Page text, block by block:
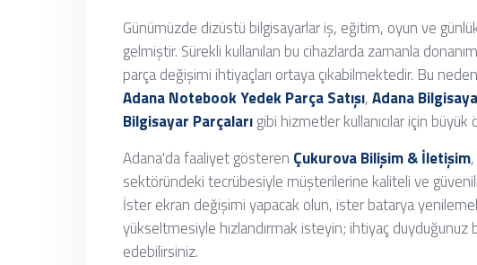
Günümüzde dizüstü bilgisayarlar iş, eğitim, oyun ve
gelmiştir. Sürekli kullanılan bu cihazlarda zamanla
parça değişimi ihtiyaçları ortaya çıkabilmektedir. Bu
Adana Notebook Yedek Parça Satışı,Adana
Bilgisayar Parçalarıgibi hizmetler kullanıcılar için büyük
Adana'da faaliyet gösteren Çukurova Bilişim & İletişim
sektöründeki tecrübesiyle müşterilerine kaliteli ve
İster ekran değişimi yapacak olun, ister batarya
yükseltmesiyle hızlandırmak isteyin; ihtiyaç duyduğunuz
edebilirsiniz.